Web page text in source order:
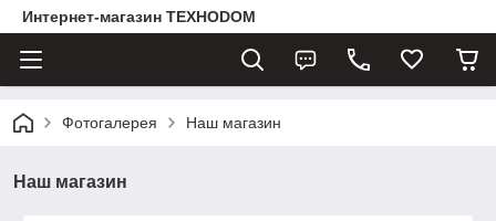
Интернет-магазин ТЕХНОDOM
Фотогалерея Наш магазин
Наш магазин